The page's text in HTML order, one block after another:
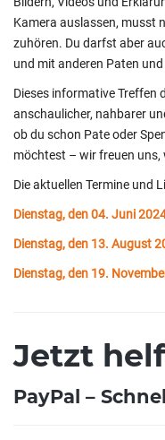
Kamera auslassen, musst
zuhören. Du darfst aber
und mit anderen Paten
Dieses informative Treffen
anschaulicher, nahbarer
ob du schon Pate oder
möchtest – wir freuen uns,
Die aktuellen Termine und
Dienstag, den 04. Juni
Dienstag, den 13. August
Dienstag, den 19.
Jetzt
PayPal –